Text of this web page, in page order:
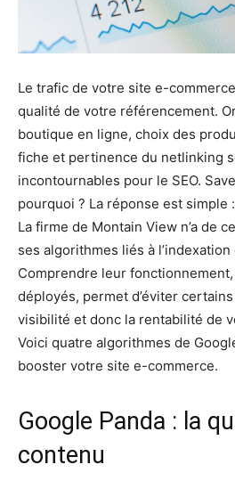
Le trafic de votre site e-
qualité de votre référencement.
boutique en ligne, choix des
fiche et pertinence du netlinking
incontournables pour le SEO.
pourquoi ? La réponse est simple
La firme de Montain View n’a de
ses algorithmes liés à
Comprendre leur
déployés, permet d’éviter
visibilité et donc la rentabilité de
Voici quatre algorithmes de
booster votre site e-commerce.
Google Panda : la
contenu